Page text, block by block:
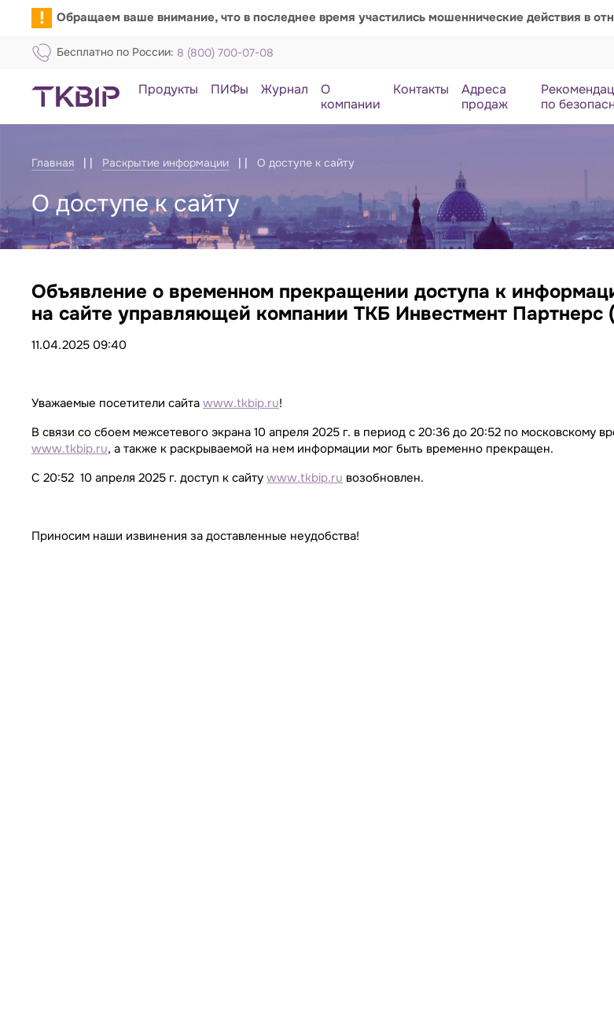
! Обращаем ваше внимание, что в последнее время участились мошеннические действия в
Бесплатно по России: 8 (800) 700-07-08
Продукты ПИФы Журнал
О
компании
Контакты
Адреса
продаж
по
Главная Раскрытие информации О доступе к сайту
О доступе к сайту
Объявление о доступе к сайту
Объявление о временном прекращении доступа к
на сайте управляющей компании ТКБ Инвестмент Партнерс
11.04.2025 09:40
Уважаемые посетители сайта www.tkbip.ru!
В связи со сбоем межсетевого экрана 10 апреля 2025 г. в период с 20:36 до 20:52 по московскому
www.tkbip.ru, а также к раскрываемой на нем информации мог быть временно прекращен.
С 20:52 10 апреля 2025 г. доступ к сайту www.tkbip.ru возобновлен.
Приносим наши извинения за доставленные неудобства!